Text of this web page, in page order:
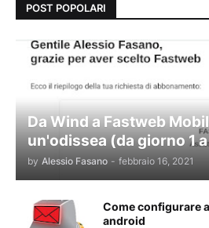
POST POPOLARI
Da Wind a Fastweb
un'odissea (da giorno 1
by Alessio Fasano - febbraio 16, 2021
Come configurare
android